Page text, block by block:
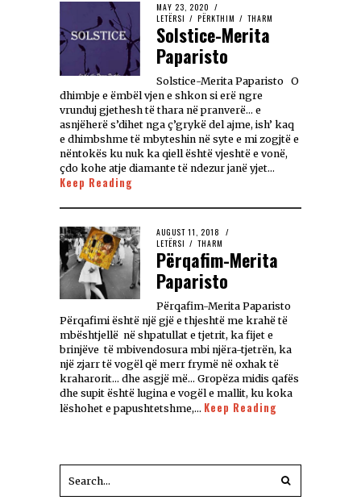
MAY 23, 2020
LETËRSI / PËRKTHIM / THARM
Solstice-Merita
Paparisto
Solstice-Merita Paparisto O
dhimbje e ëmbël vjen e shkon si erë ngre
vrunduj gjethesh të thara në pranverë… e
asnjëherë s’dihet nga ç’grykë del ajme, ish’ kaq
e dhimbshme të mbyteshin në syte e mi zogjtë e
nëntokës ku nuk ka qiell është vjeshtë e vonë,
çdo kohe atje diamante të ndezur janë yjet…
Keep Reading
AUGUST 11, 2018
LETËRSI / THARM
Përqafim-Merita
Paparisto
Përqafim-Merita Paparisto
Përqafimi është një gjë e thjeshtë me krahë të
mbështjellë në shpatullat e tjetrit, ka fijet e
brinjëve të mbivendosura mbi njëra-tjetrën, ka
një zjarr të vogël që merr frymë në oxhak të
kraharorit… dhe asgjë më… Gropëza midis qafës
dhe supit është lugina e vogël e mallit, ku koka
lëshohet e papushtetshme,… Keep Reading